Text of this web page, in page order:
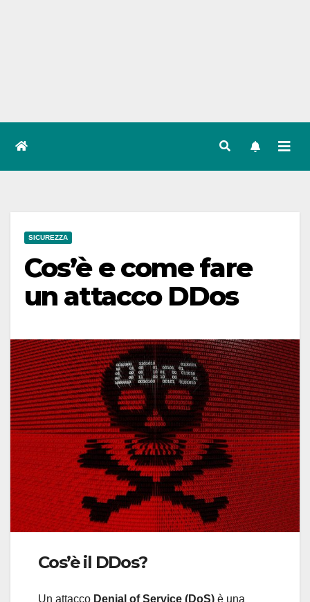
SICUREZZA
Cos’è e come fare
un attacco DDos
Cos’è il DDos?
Un attacco Denial of Service (DoS) è una